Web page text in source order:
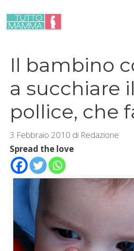
contenuto
Il bambino
a succhiare il
pollice, che
3 Febbraio 2010 di Redazione
Spread the love